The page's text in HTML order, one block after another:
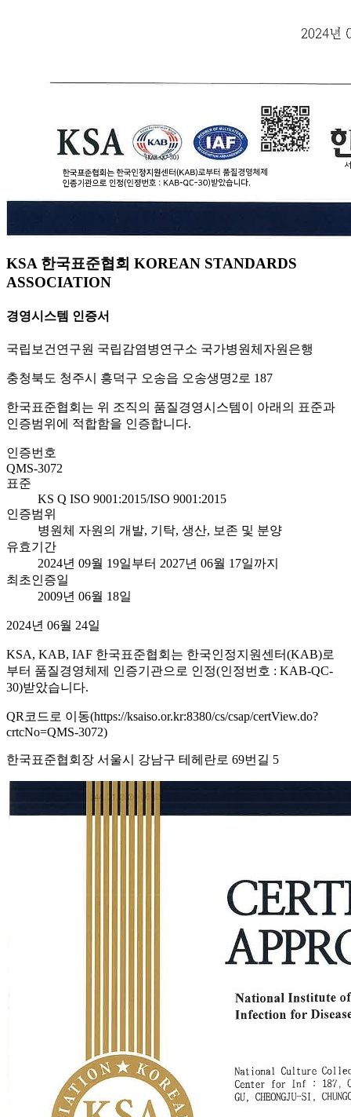
KSA 한국표준협회 KOREAN STANDARDS
ASSOCIATION
경영시스템 인증서
국립보건연구원 국립감염병연구소 국가병원체자원은행
충청북도 청주시 흥덕구 오송읍 오송생명2로 187
한국표준협회는 위 조직의 품질경영시스템이 아래의 표준과
인증범위에 적합함을 인증합니다.
인증번호
QMS-3072
표준
KS Q ISO 9001:2015/ISO 9001:2015
인증범위
병원체 자원의 개발, 기탁, 생산, 보존 및 분양
유효기간
2024년 09월 19일부터 2027년 06월 17일까지
최초인증일
2009년 06월 18일
2024년 06월 24일
KSA, KAB, IAF 한국표준협회는 한국인정지원센터(KAB)로
부터 품질경영체제 인증기관으로 인정(인정번호 : KAB-QC-
30)받았습니다.
QR코드로 이동(https://ksaiso.or.kr:8380/cs/csap/certView.do?
crtcNo=QMS-3072)
한국표준협회장 서울시 강남구 테헤란로 69번길 5